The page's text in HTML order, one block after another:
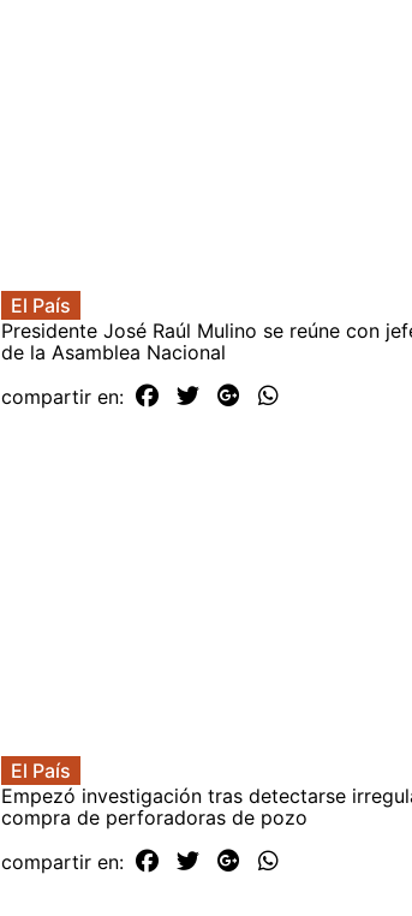
El País
Presidente José Raúl Mulino se reúne con
de la Asamblea Nacional
compartir en:
El País
Empezó investigación tras detectarse
compra de perforadoras de pozo
compartir en: